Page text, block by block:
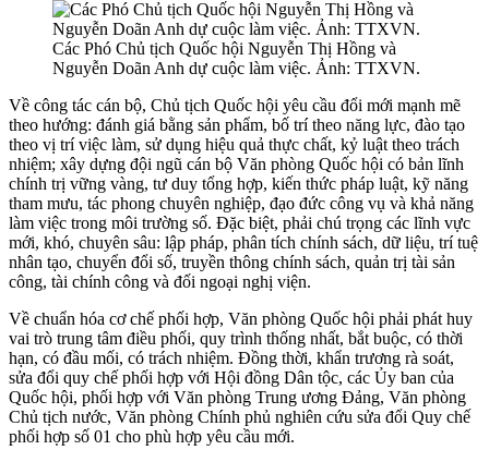
Các Phó Chủ tịch Quốc hội Nguyễn Thị Hồng và
Nguyễn Doãn Anh dự cuộc làm việc. Ảnh: TTXVN.
Về công tác cán bộ, Chủ tịch Quốc hội yêu cầu đổi mới mạnh mẽ
theo hướng: đánh giá bằng sản phẩm, bố trí theo năng lực, đào tạo
theo vị trí việc làm, sử dụng hiệu quả thực chất, kỷ luật theo trách
nhiệm; xây dựng đội ngũ cán bộ Văn phòng Quốc hội có bản lĩnh
chính trị vững vàng, tư duy tổng hợp, kiến thức pháp luật, kỹ năng
tham mưu, tác phong chuyên nghiệp, đạo đức công vụ và khả năng
làm việc trong môi trường số. Đặc biệt, phải chú trọng các lĩnh vực
mới, khó, chuyên sâu: lập pháp, phân tích chính sách, dữ liệu, trí tuệ
nhân tạo, chuyển đổi số, truyền thông chính sách, quản trị tài sản
công, tài chính công và đối ngoại nghị viện.
Về chuẩn hóa cơ chế phối hợp, Văn phòng Quốc hội phải phát huy
vai trò trung tâm điều phối, quy trình thống nhất, bắt buộc, có thời
hạn, có đầu mối, có trách nhiệm. Đồng thời, khẩn trương rà soát,
sửa đổi quy chế phối hợp với Hội đồng Dân tộc, các Ủy ban của
Quốc hội, phối hợp với Văn phòng Trung ương Đảng, Văn phòng
Chủ tịch nước, Văn phòng Chính phủ nghiên cứu sửa đổi Quy chế
phối hợp số 01 cho phù hợp yêu cầu mới.